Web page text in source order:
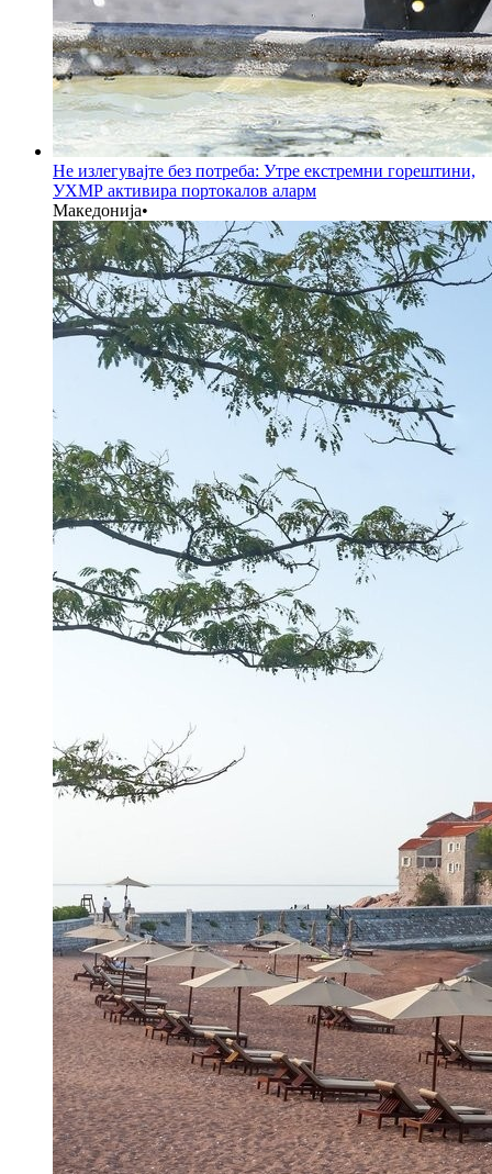
Не излегувајте без потреба: Утре екстремни горештини,
УХМР активира портокалов аларм
Македонија•